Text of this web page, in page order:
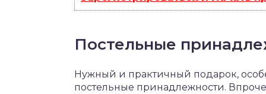
Постельные
Нужный и практичный подарок,
постельные принадлежности.